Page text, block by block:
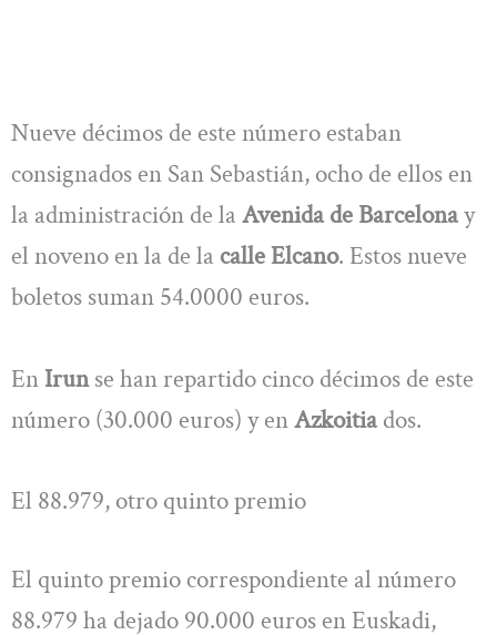
Nueve décimos de este número estaban
consignados en San Sebastián, ocho de ellos en
la administración de la Avenida de Barcelonay
el noveno en la de la calle Elcano. Estos nueve
boletos suman 54.0000 euros.
En Irunse han repartido cinco décimos de este
número (30.000 euros) y enAzkoitiados.
El 88.979, otro quinto premio
El quinto premio correspondiente al número
88.979 ha dejado 90.000 euros en Euskadi,